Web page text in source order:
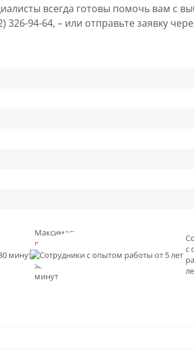
всегда готовы помочь вам с
326-94-64, – или отправьте заявку
Максимальное
время
обработки
заказа - 30
минут
с